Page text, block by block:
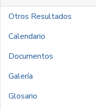
Otros Resultados
Calendario
Documentos
Galería
Glosario